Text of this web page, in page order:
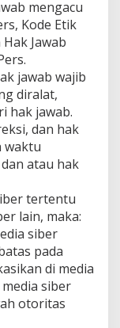
mengacu
Kode Etik
Jawab
jawab wajib
diralat,
hak jawab.
dan hak
waktu
atau hak
tertentu
lain, maka:
siber
pada
di media
siber
otoritas